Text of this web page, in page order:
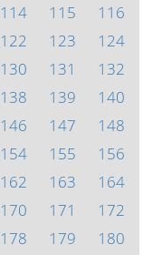
114 115
116
122 123
124
130 131
132
138 139
140
146 147
148
154 155
156
162 163
164
170 171
172
178 179
180